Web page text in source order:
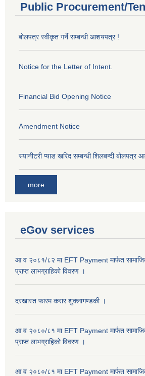
Public Procurement/
बोलपत्र स्वीकृत गर्ने सम्बन्धी आशयपत्र !
Notice for the Letter of Intent.
Financial Bid Opening Notice
Amendment Notice
स्यानीटरी प्याड खरिद सम्बन्धी शिलबन्दी बोलपत्र
more
eGov services
आ व २०८१/८२ मा EFT Payment मार्फत सामाजिक
प्राप्त लाभग्राहिकाे विवरण ।
दरखास्त फारम करार शुक्लागण्डकी ।
आ व २०८०/८१ मा EFT Payment मार्फत सामाजिक
प्राप्त लाभग्राहिकाे विवरण ।
आ व २०८०/८१ मा EFT Payment मार्फत सामाजिक